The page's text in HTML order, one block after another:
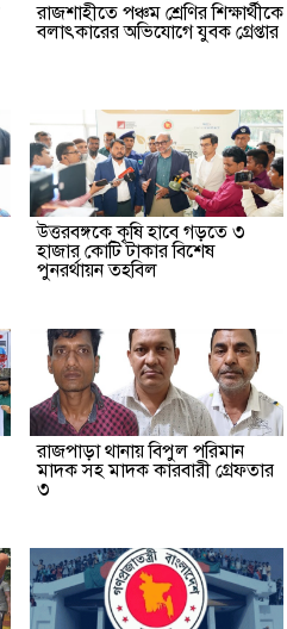
রাজশাহীতে পঞ্চম শ্রেণির শিক্ষার্থীকে
বলাৎকারের অভিযোগে যুবক গ্রেপ্তার
উত্তরবঙ্গকে কৃষি হাবে গড়তে ৩
হাজার কোটি টাকার বিশেষ
পুনরর্থায়ন তহবিল
রাজপাড়া থানায় বিপুল পরিমান
মাদক সহ মাদক কারবারী গ্রেফতার
৩